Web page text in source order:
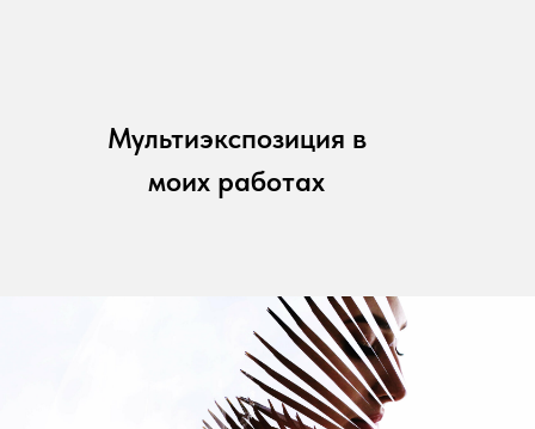
Мультиэкспозиция в
моих работах